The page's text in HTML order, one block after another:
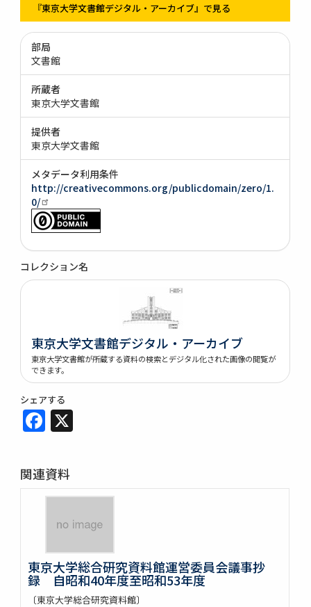
『東京大学文書館デジタル・アーカイブ』で見る
部局
文書館
所蔵者
東京大学文書館
提供者
東京大学文書館
メタデータ利用条件
http://creativecommons.org/publicdomain/zero/1.
0/
コレクション名
東京大学文書館デジタル・アーカイブ
東京大学文書館が所蔵する資料の検索とデジタル化された画像の閲覧が
できます。
シェアする
Facebook
関連資料
東京大学総合研究資料館運営委員会議事抄
録 自昭和40年度至昭和53年度
〔東京大学総合研究資料館〕